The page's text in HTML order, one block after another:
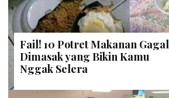
Fail! 10 Potret Makanan Gagal
Dimasak yang Bikin Kamu
Nggak Selera